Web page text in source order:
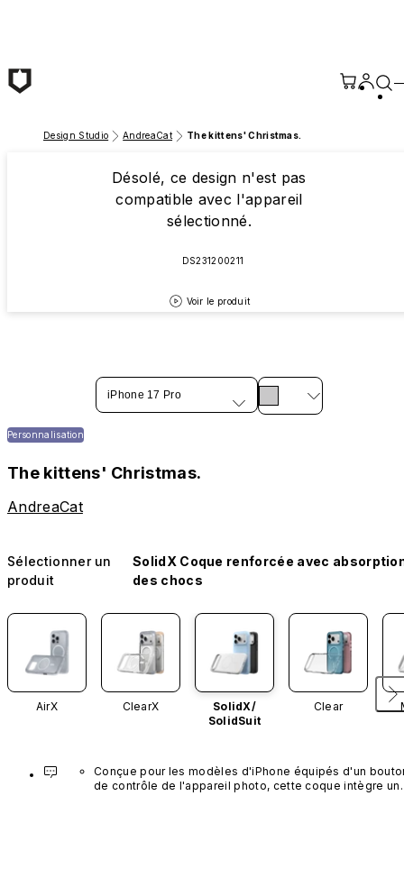
Design Studio AndreaCat The kittens' Christmas.
Désolé, ce design n'est pas
compatible avec l'appareil
sélectionné.
DS231200211
Voir le produit
iPhone 17 Pro
Personnalisation
The kittens' Christmas.
AndreaCat
Sélectionner un
produit
SolidX Coque renforcée avec
des chocs
AirX ClearX
SolidX/
SolidSuit
Clear
Conçue pour les modèles d'iPhone équipés d'un
de contrôle de l'appareil photo, cette coque intègre un